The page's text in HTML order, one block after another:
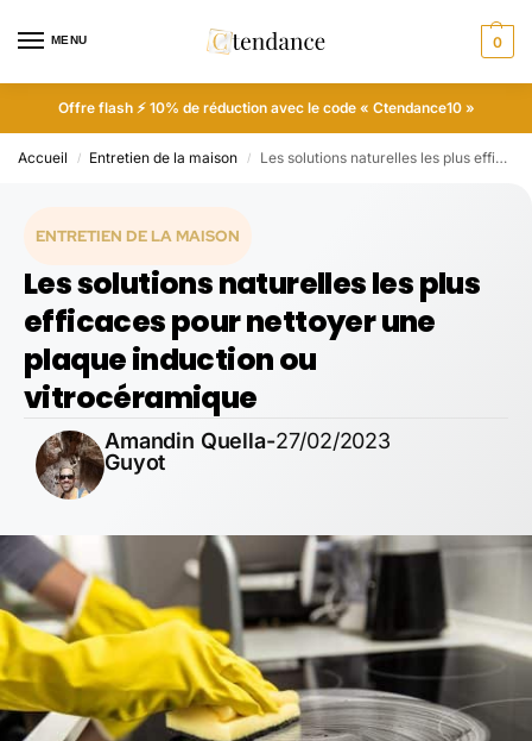
MENU 0
Offre flash ⚡ 10% de réduction avec le code « Ctendance10 »
Accueil / Entretien de la maison / Les solutions naturelles les plus efficaces pour nettoyer une plaque induction ou vitrocéramique
ENTRETIEN DE LA MAISON
Les solutions naturelles les plus
efficaces pour nettoyer une
plaque induction ou
vitrocéramique
Amandin Quella-
Guyot
27/02/2023